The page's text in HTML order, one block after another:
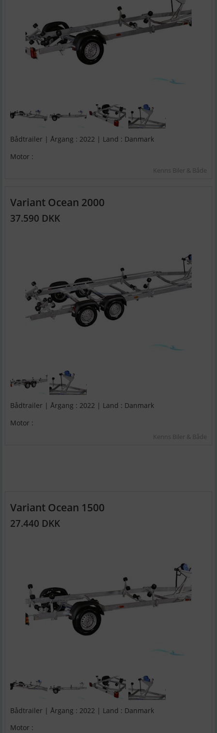
Bådtrailer | Årgang : 2022 | Land : Danmark
Motor :
Kenns Biler & Både
Variant Ocean 2000
37.590 DKK
Bådtrailer | Årgang : 2022 | Land : Danmark
Motor :
Kenns Biler & Både
Variant Ocean 1500
27.440 DKK
Bådtrailer | Årgang : 2022 | Land : Danmark
Motor :